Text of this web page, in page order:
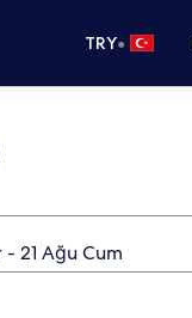
TRY•